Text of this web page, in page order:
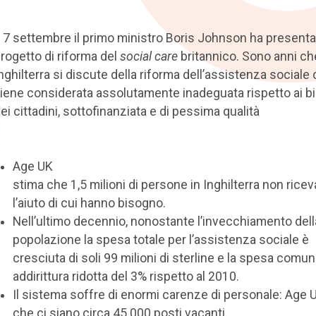
7 settembre il primo ministro Boris Johnson ha
di riforma del social carebritannico. Sono anni
si discute della riforma dell’assistenza sociale
considerata assolutamente inadeguata rispetto ai
cittadini, sottofinanziata e di pessima qualità
Age UK
stima che 1,5 milioni di persone in Inghilterra non
l’aiuto di cui hanno bisogno.
Nell’ultimo decennio, nonostante l’invecchiamento
popolazione la spesa totale per l’assistenza sociale è
cresciuta di soli 99 milioni di sterline e la spesa
addirittura ridotta del 3% rispetto al 2010.
Il sistema soffre di enormi carenze di personale: Age
che ci siano circa 45.000 posti vacanti.